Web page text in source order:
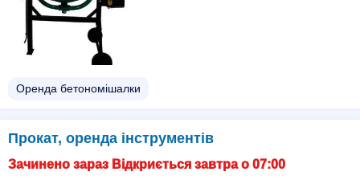
Оренда бетономішалки
Прокат, оренда інструментів
Зачинено зараз Відкриється завтра о 07:00